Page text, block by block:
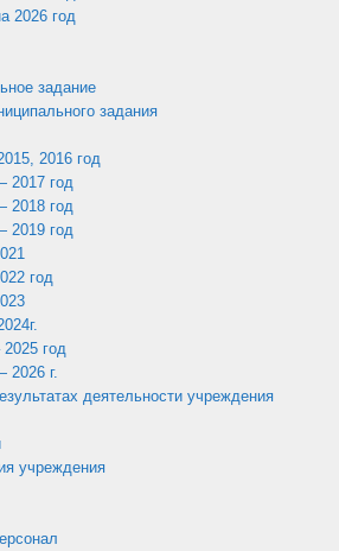
2026 год
задание
задания
2016 год
год
год
год
год
год
г.
деятельности учреждения
учреждения